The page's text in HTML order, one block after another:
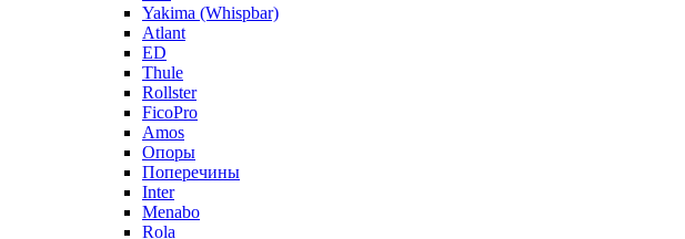
Yakima (Whispbar)
Atlant
ED
Thule
Rollster
FicoPro
Amos
Опоры
Поперечины
Inter
Menabo
Rola